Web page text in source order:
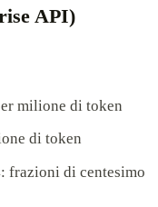
API)
milione di token
di token
frazioni di centesimo